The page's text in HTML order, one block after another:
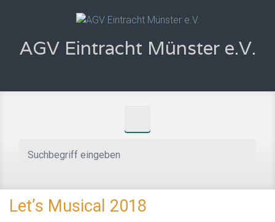
Zum Hauptinhalt springen
AGV Eintracht Münster e.V.
Let’s Musical 2018